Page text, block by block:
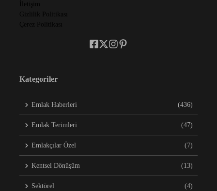
İletişim
Gizlilik Politikası
Çerez Politikası
Kategoriler
Emlak Haberleri (436)
Emlak Terimleri (47)
Emlakçılar Özel (7)
Kentsel Dönüşüm (13)
Sektörel (4)